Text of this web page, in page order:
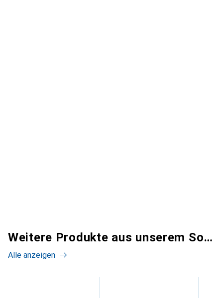
Weitere Produkte aus unserem Sortiment
Alle anzeigen